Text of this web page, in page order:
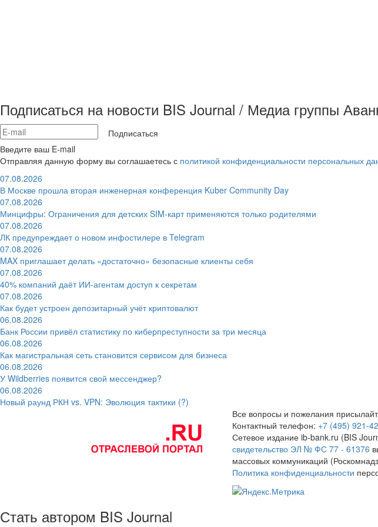
Подписаться на новости BIS Journal / Медиа группы
Подписаться
Введите ваш E-mail
Отправляя данную форму вы соглашаетесь с политикой конфиденциальности персональных
07.08.2026
В Москве прошла вторая инженерная конференция Kuber Community Day
07.08.2026
Минцифры: Ограничения для детских SIM-карт применяются только родителями
07.08.2026
ЛК предупреждает о новом инфостилере в Telegram
07.08.2026
MAX приглашает делать «достаточно» безопасные клиенты себя
07.08.2026
40% компаний даёт ИИ‑агентам доступ к секретам
07.08.2026
Как будет устроен депозитарный учёт криптовалют
06.08.2026
Банк России привёл статистику по киберпреступности за три месяца
06.08.2026
Как магистральная сеть становится сервисом для бизнеса
06.08.2026
У Wildberries появится свой мессенджер?
06.08.2026
Новый раунд РКН vs. VPN: Эволюция тактики (?)
Все вопросы и пожелания
Контактный телефон: +7 (495) 921-
Сетевое издание ib-bank.ru (BIS
свидетельство ЭЛ № ФС 77 - 61376
массовых коммуникаций
Политика конфиденциальности
Стать автором BIS Journal